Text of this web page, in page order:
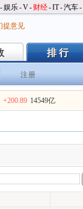
-娱乐-V- 财经-IT-汽车-
提意见
排 行
排 行
注册
+200.89 14549亿